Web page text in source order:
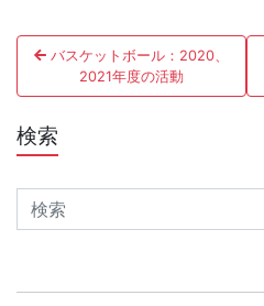
投
稿
ナ
ビ
ゲ
ー
シ
バスケットボール：2020、
2021年度の活動
検索
Search